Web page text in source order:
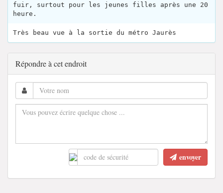
fuir, surtout pour les jeunes filles après une 20
heure.
Très beau vue à la sortie du métro Jaurès
Répondre à cet endroit
envoyer